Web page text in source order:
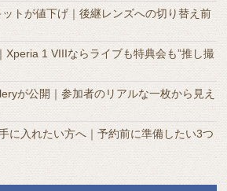
トが値下げ｜後継レンズへの切り替え前
Xperia 1 VIIIならライブも特典会も”推し撮
が公開｜参加者のリアルな一枚から見え
に入れたい方へ｜予約前に準備したい3つ